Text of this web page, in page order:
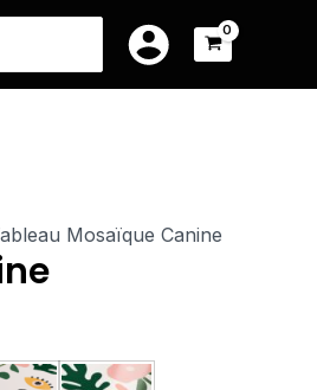
Mosaïque Canine